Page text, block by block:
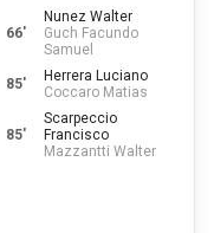
66'
Nunez Walter
Guch Facundo
Samuel
85'
Herrera Luciano
Coccaro Matias
85'
Scarpeccio
Francisco
Mazzantti Walter